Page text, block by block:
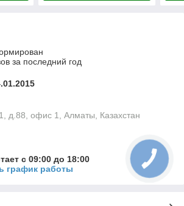
за последний год
д.88, офис 1, Алматы, Казахстан
с 09:00 до 18:00
график работы